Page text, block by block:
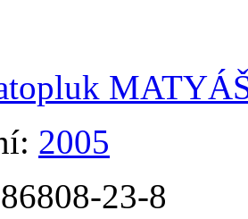
2005
23-8